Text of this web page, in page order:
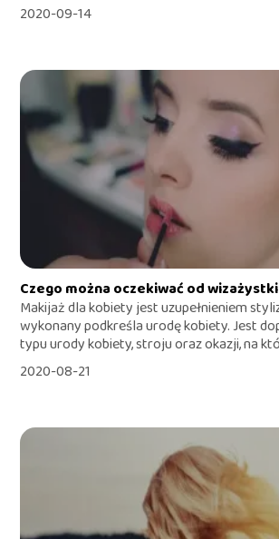
2020-09-14
Czego można oczekiwać od
Makijaż dla kobiety jest uzupełnieniem
wykonany podkreśla urodę kobiety. Jest
typu urody kobiety, stroju oraz okazji, na
2020-08-21